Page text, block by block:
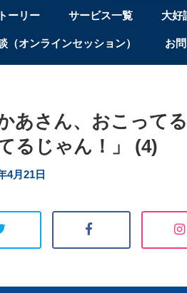
ーリー サービス一覧 大好
（オンラインセッション） お
かあさん、おこって
るじゃん！」 (4)
4月21日